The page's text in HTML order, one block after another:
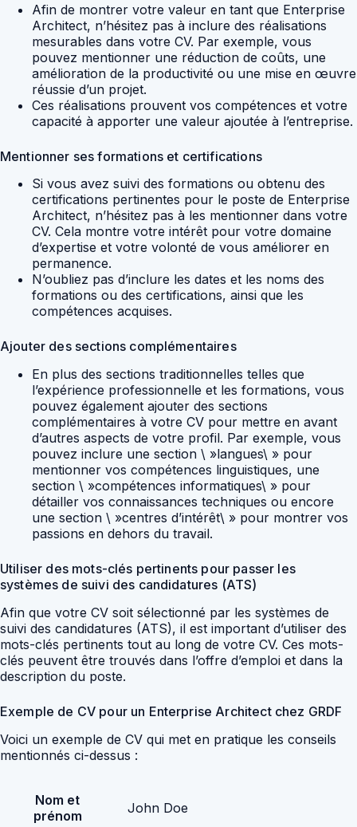
Afin de montrer votre valeur en tant que Enterprise
Architect, n’hésitez pas à inclure des réalisations
mesurables dans votre CV. Par exemple, vous
pouvez mentionner une réduction de coûts, une
amélioration de la productivité ou une mise en œuvre
réussie d’un projet.
Ces réalisations prouvent vos compétences et votre
capacité à apporter une valeur ajoutée à l’entreprise.
Mentionner ses formations et certifications
Si vous avez suivi des formations ou obtenu des
certifications pertinentes pour le poste de Enterprise
Architect, n’hésitez pas à les mentionner dans votre
CV. Cela montre votre intérêt pour votre domaine
d’expertise et votre volonté de vous améliorer en
permanence.
N’oubliez pas d’inclure les dates et les noms des
formations ou des certifications, ainsi que les
compétences acquises.
Ajouter des sections complémentaires
En plus des sections traditionnelles telles que
l’expérience professionnelle et les formations, vous
pouvez également ajouter des sections
complémentaires à votre CV pour mettre en avant
d’autres aspects de votre profil. Par exemple, vous
pouvez inclure une section \ »langues\ » pour
mentionner vos compétences linguistiques, une
section \ »compétences informatiques\ » pour
détailler vos connaissances techniques ou encore
une section \ »centres d’intérêt\ » pour montrer vos
passions en dehors du travail.
Utiliser des mots-clés pertinents pour passer les
systèmes de suivi des candidatures (ATS)
Afin que votre CV soit sélectionné par les systèmes de
suivi des candidatures (ATS), il est important d’utiliser des
mots-clés pertinents tout au long de votre CV. Ces mots-
clés peuvent être trouvés dans l’offre d’emploi et dans la
description du poste.
Exemple de CV pour un Enterprise Architect chez GRDF
Voici un exemple de CV qui met en pratique les conseils
mentionnés ci-dessus :
Nom et
prénom
John Doe